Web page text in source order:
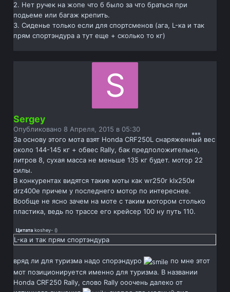
2. Нет ручек на жопе что б было за что браться при
подьеме или багаж крепить.
3. Сиденье только если для спортсменов (ага, L-ка и так
прям спортэндура а тут еще + сколько то кг)
Sergey
Опубликовано 8 Апреля, 2015 в 05:30
За основу этого мота взят Honda CRF250L снаряженный вес
около 144-145 кг + обвес Rally, бак предположительно,
литров 8, сухая масса не меньше 135 кг будет. мотор 22
силы.
В конкурентах видятся такие моты как wr250r klx250и
drz400e причем у последнего мотор по интереснее.
Вообще не ясно зачем на моте с таким мотором столько
пластика, ведь по трассе его крейсер 100 ну путь 110.
Цитата koshey- ()
L-ка и так прям спортэндура
вряд ли для туризма надо спорэндуро
по мне этот
мот позиционируется именно для туризма. В названии
Honda CRF250 Rally, слово Rally ооочень далеко от